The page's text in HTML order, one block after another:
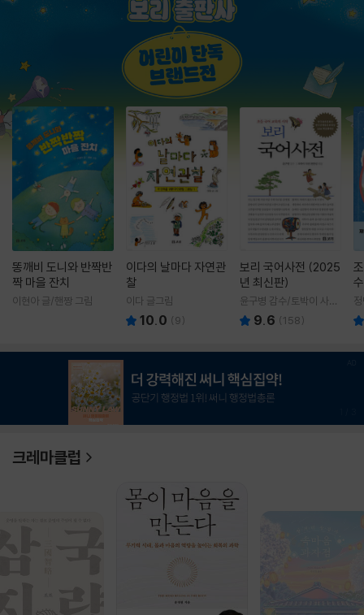
똥깨비 도니와 반짝반
짝 마을 잔치
이현아 글/핸짱 그림
이다의 날마다 자연관
찰
이다 글그림
10.0 (9)
보리 국어사전 (2025
년 최신판)
윤구병 감수/토박이 사전
편찬실 편
9.6 (158)
크레마클럽